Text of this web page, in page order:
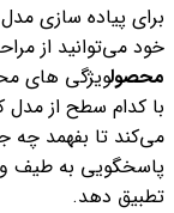
برای پیاده سازی مدل
خود می‌توانید از
محصولویژگی های
با کدام سطح از مدل
می‌کند تا بفهمد چه
پاسخگویی به طیف
تطبیق دهد.